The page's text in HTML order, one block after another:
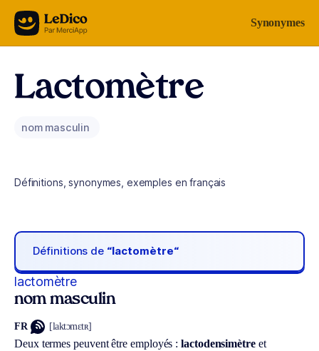
Aller au contenu Synonymes
Lactomètre
nom masculin
Définitions, synonymes, exemples en français
Définitions de “lactomètre“
lactomètre
nom masculin
FR [laktɔmɛtʀ]
Deux termes peuvent être employés :lactodensimètre et